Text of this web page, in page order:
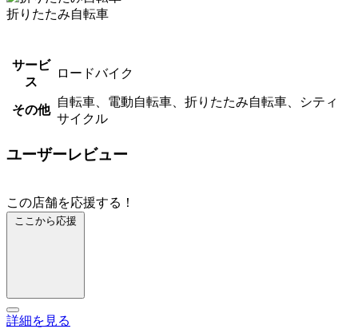
折りたたみ自転車
サービ
ス
ロードバイク
その他
自転車、電動自転車、折りたたみ自転車、シティ
サイクル
ユーザーレビュー
この店舗を応援する！
ここから応援
詳細を見る